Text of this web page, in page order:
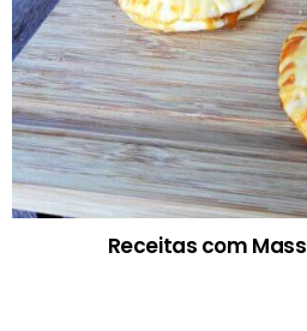
Receitas com